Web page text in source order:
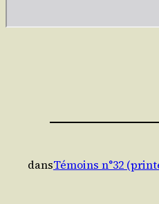
dansTémoins n°32